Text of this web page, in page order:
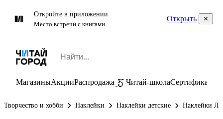
Откройте в приложении
Место встречи с книгами
Открыть
МагазиныАкцииРаспродажа Читай-школаСертификаты
Творчество и хобби Наклейки Наклейки детские Наклейки